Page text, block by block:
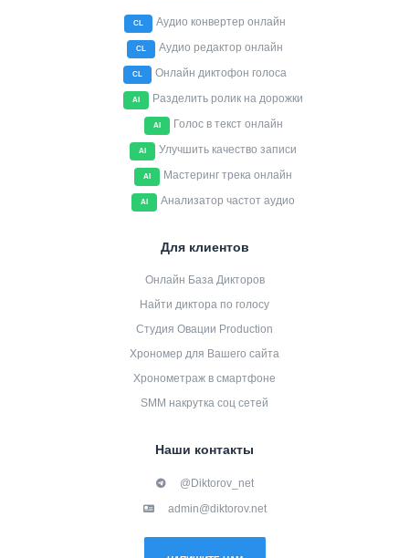
CL Аудио конвертер онлайн
CL Аудио редактор онлайн
CL Онлайн диктофон голоса
AI Разделить ролик на дорожки
AI Голос в текст онлайн
AI Улучшить качество записи
AI Мастеринг трека онлайн
AI Анализатор частот аудио
Для клиентов
Онлайн База Дикторов
Найти диктора по голосу
Студия Овации Production
Хрономер для Вашего сайта
Хронометраж в смартфоне
SMM накрутка соц сетей
Наши контакты
@Diktorov_net
admin@diktorov.net